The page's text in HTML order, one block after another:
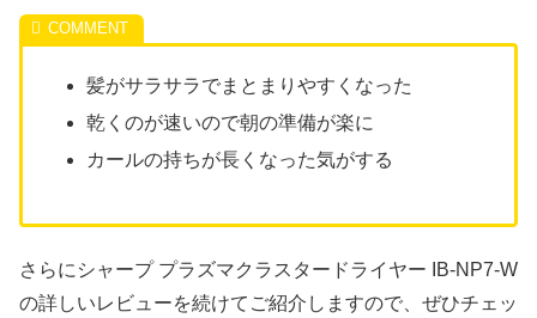
髪がサラサラでまとまりやすくなった
乾くのが速いので朝の準備が楽に
カールの持ちが長くなった気がする
さらにシャープ プラズマクラスタードライヤー IB-NP7-W
の詳しいレビューを続けてご紹介しますので、ぜひチェッ